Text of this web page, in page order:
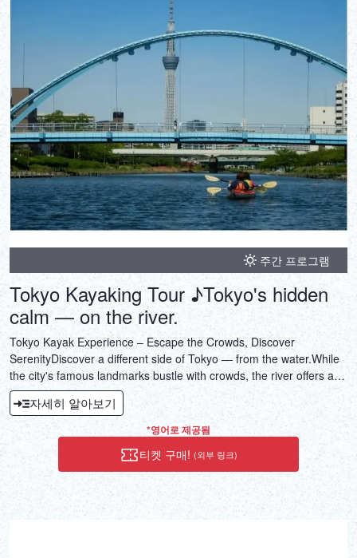
주간 프로그램
Tokyo Kayaking Tour ♪Tokyo's hidden
calm — on the river.
Tokyo Kayak Experience – Escape the Crowds, Discover
SerenityDiscover a different side of Tokyo — from the water.While
the city's famous landmarks bustle with crowds, the river offers a
peaceful escape surrounded by lush greenery and stunning views
of Tokyo Skytree. Paddle through hidden waterways, soak in the
seasonal beauty, and experience the calm that only the river can
offer.♪ Cherry blossoms in spring, red leaves in autumn♪ Iconic
skyline views without the crowds♪ Beginner-friendly, guided by
local ♪A refreshing break from the busy streets of TokyoPerfect for
solo travelers, couples, and families looking for a unique Tokyo
adventure.Book your escape today — and see Tokyo from a whole
자세히 알아보기
*영어로 제공됨
티켓 구매! (외부 링크)